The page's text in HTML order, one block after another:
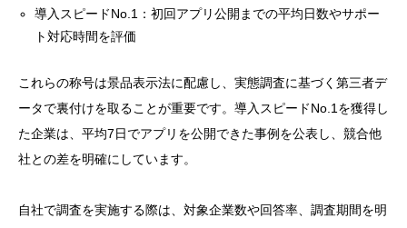
導入スピードNo.1：初回アプリ公開までの平均日数やサポー
ト対応時間を評価
これらの称号は景品表示法に配慮し、実態調査に基づく第三者デ
ータで裏付けを取ることが重要です。導入スピードNo.1を獲得し
た企業は、平均7日でアプリを公開できた事例を公表し、競合他
社との差を明確にしています。
自社で調査を実施する際は、対象企業数や回答率、調査期間を明